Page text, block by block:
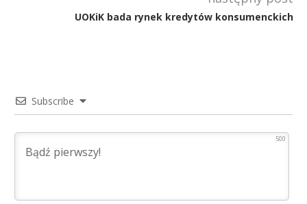
UOKiK bada rynek kredytów konsumenckich
Subscribe
500